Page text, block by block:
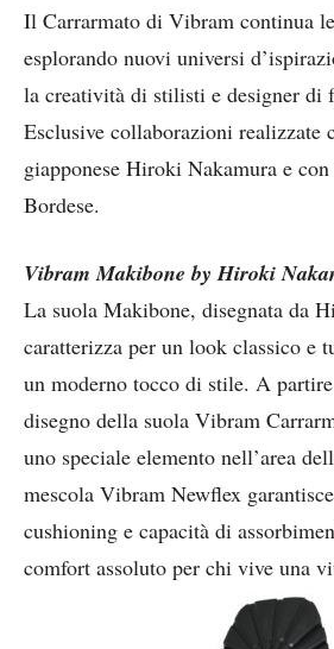
Il Carrarmato di Vibram continua
esplorando nuovi universi
la creatività di stilisti e designer di
Esclusive collaborazioni realizzate
giapponese Hiroki Nakamura e
Bordese.
Vibram Makibone by Hiroki
La suola Makibone, disegnata da
caratterizza per un look classico e
un moderno tocco di stile. A
disegno della suola Vibram
uno speciale elemento nell’area
mescola Vibram Newflex
cushioning e capacità di
comfort assoluto per chi vive una